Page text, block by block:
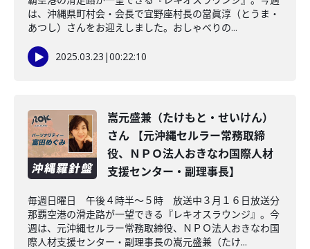
は、沖縄県町村会・会長で宜野座村長の當眞淳（とうま・
あつし）さんをお迎えしました。おしゃべりの...
2025.03.23 |00:22:10
嵩元盛兼（たけもと・せいけん）
さん 【元沖縄セルラー常務取締
役、ＮＰＯ法人おきなわ国際人材
支援センター・副理事長】
毎週日曜日 午後４時半～５時 放送中３月１６日放送分
那覇空港の滑走路が一望できる『レキオスラウンジ』。今
週は、元沖縄セルラー常務取締役、ＮＰＯ法人おきなわ国
際人材支援センター・副理事長の嵩元盛兼（たけ...